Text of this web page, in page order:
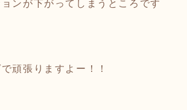
ンが下がってしまうところです
頑張りますよー！！